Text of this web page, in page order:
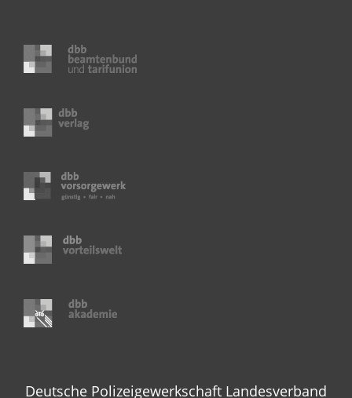
Deutsche Polizeigewerkschaft Landesverband